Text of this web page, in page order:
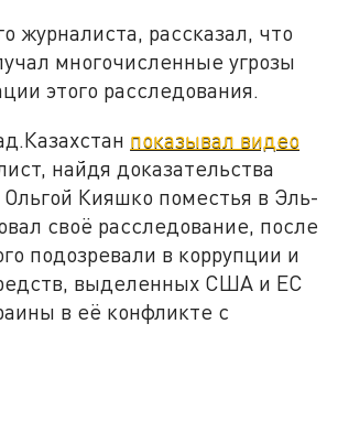
журналиста, рассказал, что
многочисленные угрозы
этого расследования.
показывал видео
найдя доказательства
Кияшко поместья в Эль-
своё расследование, после
подозревали в коррупции и
выделенных США и ЕС
в её конфликте с